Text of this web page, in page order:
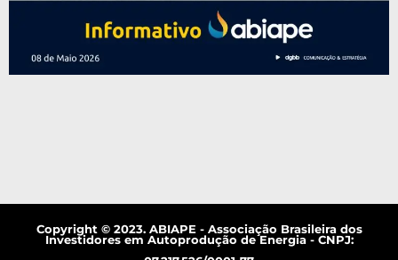
Copyright © 2023. ABIAPE - Associação Brasileira dos
Investidores em Autoprodução de Energia - CNPJ: